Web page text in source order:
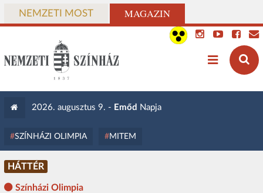
NEMZETI MOST MAGAZIN
2026. augusztus 9. - Emőd Napja
SZÍNHÁZI OLIMPIA MITEM
HÁTTÉR
Színházi Olimpia